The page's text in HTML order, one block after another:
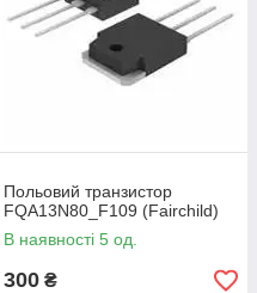
Польовий транзистор
FQA13N80_F109 (Fairchild)
В наявності 5 од.
300 ₴